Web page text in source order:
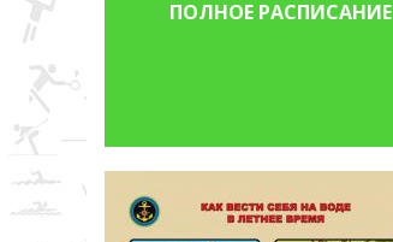
ПОЛНОЕ РАСПИСАНИЕ